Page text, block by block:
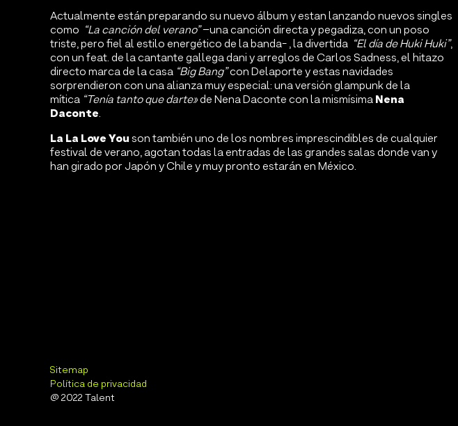
Actualmente están preparando su nuevo álbum y estan lanzando nuevos singles
como “La canción del verano”–una canción directa y pegadiza, con un poso
triste, pero fiel al estilo energético de la banda- , la divertida “El día de Huki Huki”,
con un feat. de la cantante gallega dani y arreglos de Carlos Sadness, el hitazo
directo marca de la casa “Big Bang”con Delaporte y estas navidades
sorprendieron con una alianza muy especial: una versión glampunk de la
mítica “Tenía tanto que darte»de Nena Daconte con la mismísimaNena
Daconte.
La La Love Youson también uno de los nombres imprescindibles de cualquier
festival de verano, agotan todas la entradas de las grandes salas donde van y
han girado por Japón y Chile y muy pronto estarán en México.
Sitemap
Política de privacidad
@ 2022 Talent